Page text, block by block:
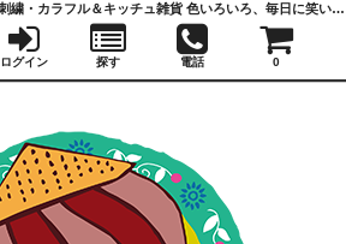
ベトナム雑貨 笑福Lotus | 蓮・刺繍・カラフル＆キッチュ雑貨 色いろいろ、毎日に笑いと福を
ログイン 探す 電話 0